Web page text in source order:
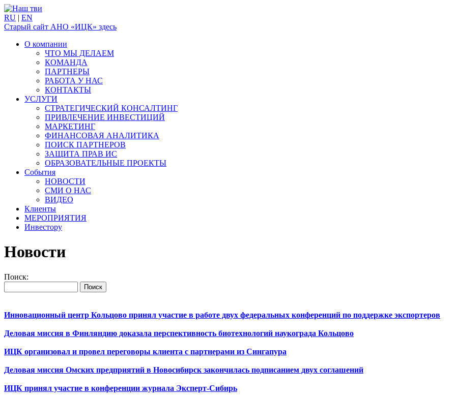
RU | EN
Старый сайт АНО «ИЦК» здесь
О компании
ЧТО МЫ ДЕЛАЕМ
КОМАНДА
ПАРТНЕРЫ
РАБОТА У НАС
КОНТАКТЫ
УСЛУГИ
СТРАТЕГИЧЕСКИЙ КОНСАЛТИНГ
ПРИВЛЕЧЕНИЕ ИНВЕСТИЦИЙ
МАРКЕТИНГ
ФИНАНСОВАЯ АНАЛИТИКА
ПОИСК ПАРТНЕРОВ
ЗАЩИТА ПРАВ ИС
ОБРАЗОВАТЕЛЬНЫЕ ПРОЕКТЫ
События
НОВОСТИ
СМИ О НАС
ВИДЕО
Клиенты
МЕРОПРИЯТИЯ
Инвестору
Новости
Поиск:
Инновационный центр Кольцово принял участие в работе двух федеральных конференций по поддержке экспортеров
Деловая миссия в Финляндию доказала перспективность биотехнологий наукограда Кольцово
ИЦК организовал и провел переговоры клиента с партнерами из Сингапура
Деловая миссия Омских предприятий в Новосибирск закончилась подписанием двух соглашений
ИЦК принял участие в конференции журнала Эксперт-Сибирь